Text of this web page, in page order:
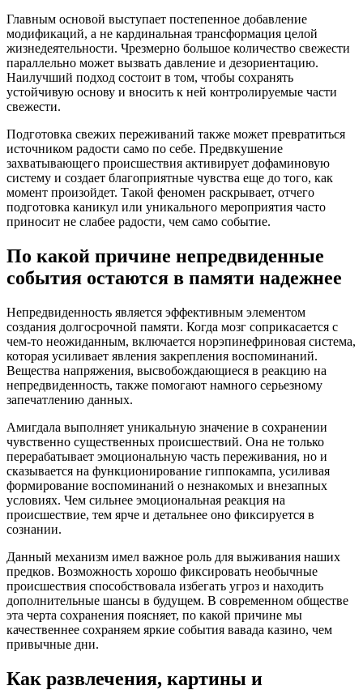
Главным основой выступает постепенное добавление
модификаций, а не кардинальная трансформация целой
жизнедеятельности. Чрезмерно большое количество свежести
параллельно может вызвать давление и дезориентацию.
Наилучший подход состоит в том, чтобы сохранять
устойчивую основу и вносить к ней контролируемые части
свежести.
Подготовка свежих переживаний также может превратиться
источником радости само по себе. Предвкушение
захватывающего происшествия активирует дофаминовую
систему и создает благоприятные чувства еще до того, как
момент произойдет. Такой феномен раскрывает, отчего
подготовка каникул или уникального мероприятия часто
приносит не слабее радости, чем само событие.
По какой причине непредвиденные
события остаются в памяти надежнее
Непредвиденность является эффективным элементом
создания долгосрочной памяти. Когда мозг соприкасается с
чем-то неожиданным, включается норэпинефриновая система,
которая усиливает явления закрепления воспоминаний.
Вещества напряжения, высвобождающиеся в реакцию на
непредвиденность, также помогают намного серьезному
запечатлению данных.
Амигдала выполняет уникальную значение в сохранении
чувственно существенных происшествий. Она не только
перерабатывает эмоциональную часть переживания, но и
сказывается на функционирование гиппокампа, усиливая
формирование воспоминаний о незнакомых и внезапных
условиях. Чем сильнее эмоциональная реакция на
происшествие, тем ярче и детальнее оно фиксируется в
сознании.
Данный механизм имел важное роль для выживания наших
предков. Возможность хорошо фиксировать необычные
происшествия способствовала избегать угроз и находить
дополнительные шансы в будущем. В современном обществе
эта черта сохранения поясняет, по какой причине мы
качественнее сохраняем яркие события вавада казино, чем
привычные дни.
Как развлечения, картины и